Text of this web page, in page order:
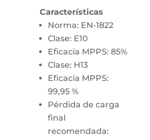
Características
Norma: EN-1822
Clase: E10
Eficacia MPPS: 85%
Clase: H13
Eficacia MPPS:
99,95 %
Pérdida de carga
final
recomendada: